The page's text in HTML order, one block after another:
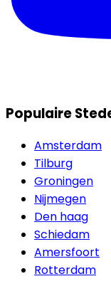
Populaire
Amsterdam
Tilburg
Groningen
Nijmegen
Den haag
Schiedam
Amersfoort
Rotterdam